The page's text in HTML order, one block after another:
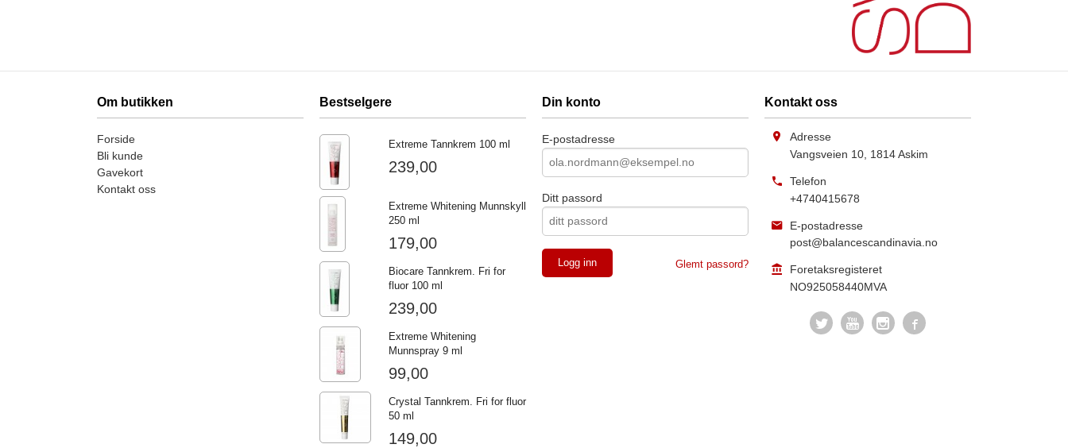
Om butikken
Forside
Bli kunde
Gavekort
Kontakt oss
Bestselgere
Extreme Tannkrem 100 ml
239,00
Extreme Whitening Munnskyll
250 ml
179,00
Biocare Tannkrem. Fri for
fluor 100 ml
239,00
Extreme Whitening
Munnspray 9 ml
99,00
Crystal Tannkrem. Fri for fluor
50 ml
149,00
Din konto
E-postadresse
Ditt passord
Glemt passord?
Kontakt oss
Adresse
Vangsveien 10 1814Askim
Telefon
+4740415678
E-postadresse
post@balancescandinavia.no
Foretaksregisteret
NO925058440MVA